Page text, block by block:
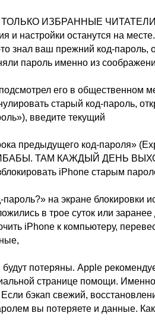
ИЗБРАННЫЕ ЧИТАТЕЛИ
и настройки останутся на
то знал ваш прежний код-
пароль именно из
его в общественном
старый код-пароль,
введите текущий
предыдущего код-пароля»
ТАМ КАЖДЫЙ ДЕНЬ
iPhone старым
на экране блокировки
в трое суток или
iPhone к компьютеру,
потеряны. Apple
странице помощи.
бэкап свежий,
вы потеряете и данные.